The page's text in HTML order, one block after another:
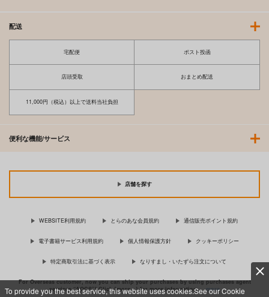
To provide you the best service, this website uses cookies.See our Cookie
配送
宅配便 ポスト投函
店頭受取 おまとめ配送
11,000円（税込）以上で送料当社負担
便利な機能/サービス
店舗を探す
WEBSITE利用規約 とらのあな会員規約 通信販売ポイント規約
電子書籍サービス利用規約 個人情報保護方針 クッキーポリシー
特定商取引法に基づく表示 なりすまし・いたずら注文について
For Overseas customer, now you can ship your purchases by using purchases agent
services “AOCS”! Click {more…} for more information …more